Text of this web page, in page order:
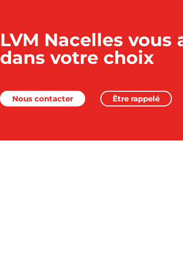
LVM Nacelles
dans votre choix
Nous contacter Être rappelé